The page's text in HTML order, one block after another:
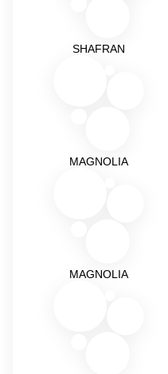
SHAFRAN
MAGNOLIA
MAGNOLIA